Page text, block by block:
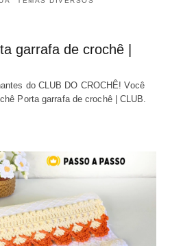
garrafa de crochê |
do CLUB DO CROCHÊ! Você
Porta garrafa de crochê | CLUB.